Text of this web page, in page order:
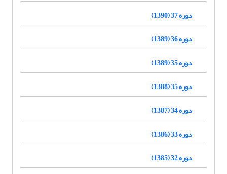
دوره 37 (1390)
دوره 36 (1389)
دوره 35 (1389)
دوره 35 (1388)
دوره 34 (1387)
دوره 33 (1386)
دوره 32 (1385)